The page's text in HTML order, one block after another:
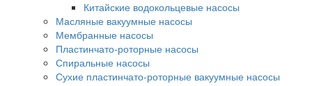
Китайские водокольцевые насосы
Масляные вакуумные насосы
Мембранные насосы
Пластинчато-роторные насосы
Спиральные насосы
Сухие пластинчато-роторные вакуумные насосы